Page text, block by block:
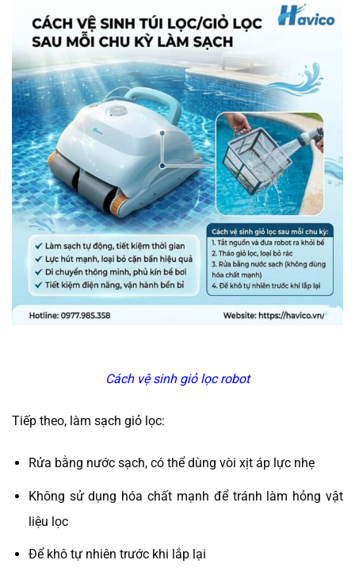
Cách vệ sinh giỏ lọc robot
Tiếp theo, làm sạch giỏ lọc:
Rửa bằng nước sạch, có thể dùng vòi xịt áp lực nhẹ
Không sử dụng hóa chất mạnh để tránh làm hỏng vật
liệu lọc
Để khô tự nhiên trước khi lắp lại